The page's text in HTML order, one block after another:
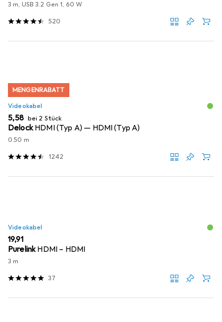
3 m, USB 3.2 Gen 1, 60 W
520
MENGENRABATT
Videokabel
EUR
5,58 bei 2 Stück
Delock HDMI (Typ A) — HDMI (Typ A)
0.50 m
1242
Videokabel
EUR
19,91
PurelinkHDMI – HDMI
3 m
37